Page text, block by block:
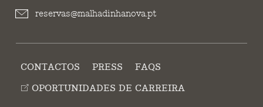
reservas@malhadinhanova.pt
CONTACTOS PRESS
FAQS
OPORTUNIDADES DE CARREIRA